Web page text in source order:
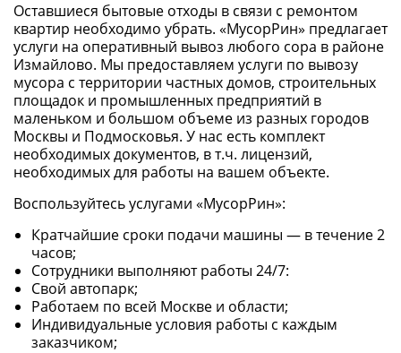
Оставшиеся бытовые отходы в связи с ремонтом
квартир необходимо убрать. «МусорРин» предлагает
услуги на оперативный вывоз любого сора в районе
Измайлово. Мы предоставляем услуги по вывозу
мусора с территории частных домов, строительных
площадок и промышленных предприятий в
маленьком и большом объеме из разных городов
Москвы и Подмосковья. У нас есть комплект
необходимых документов, в т.ч. лицензий,
необходимых для работы на вашем объекте.
Воспользуйтесь услугами «МусорРин»:
Кратчайшие сроки подачи машины — в течение 2
часов;
Сотрудники выполняют работы 24/7:
Свой автопарк;
Работаем по всей Москве и области;
Индивидуальные условия работы с каждым
заказчиком;